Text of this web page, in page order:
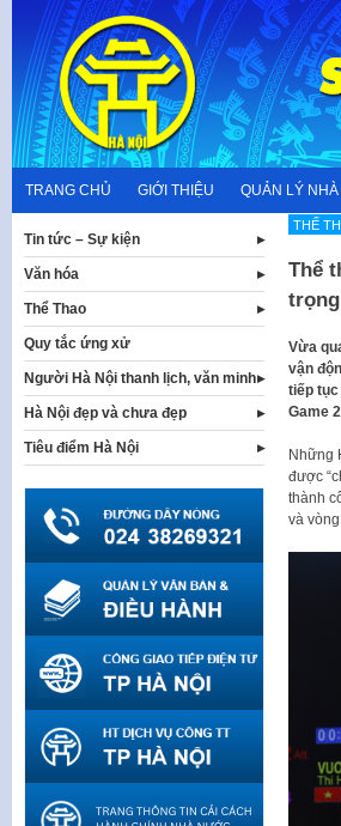
content
TRANG CHỦ GIỚI THIỆU QUẢN LÝ
THẾ
Thể
Vừa
vận
tiếp
Game
Những
được
thành
và
Tin tức – Sự kiện
Văn hóa
Thể Thao
Quy tắc ứng xử
Người Hà Nội thanh lịch, văn minh
Hà Nội đẹp và chưa đẹp
Tiêu điểm Hà Nội